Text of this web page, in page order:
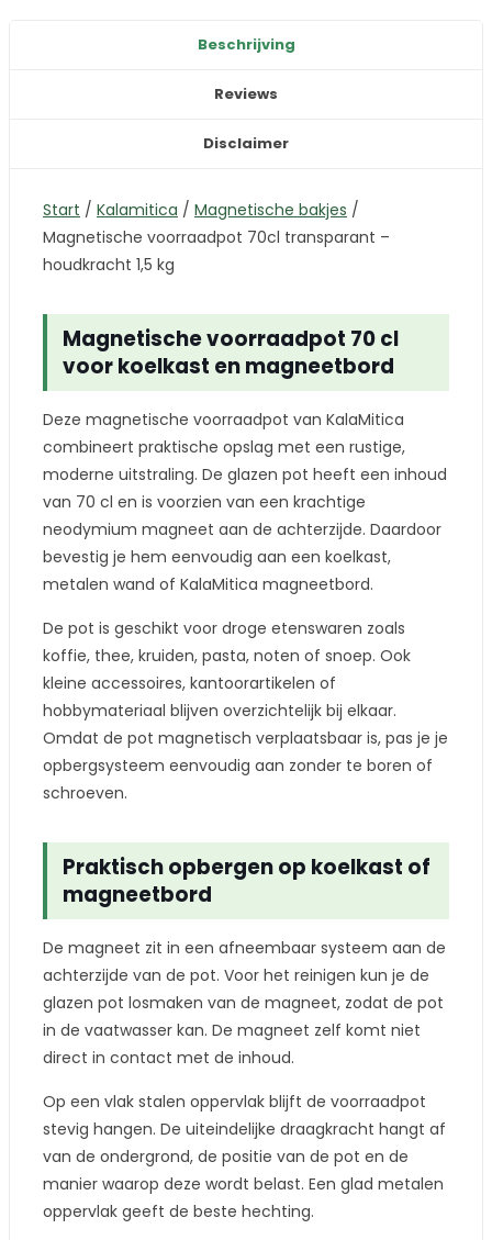
Beschrijving
Reviews
Disclaimer
Start / Kalamitica / Magnetische bakjes /
Magnetische voorraadpot 70cl transparant –
houdkracht 1,5 kg
Magnetische voorraadpot 70 cl
voor koelkast en magneetbord
Deze magnetische voorraadpot van KalaMitica
combineert praktische opslag met een rustige,
moderne uitstraling. De glazen pot heeft een inhoud
van 70 cl en is voorzien van een krachtige
neodymium magneet aan de achterzijde. Daardoor
bevestig je hem eenvoudig aan een koelkast,
metalen wand of KalaMitica magneetbord.
De pot is geschikt voor droge etenswaren zoals
koffie, thee, kruiden, pasta, noten of snoep. Ook
kleine accessoires, kantoorartikelen of
hobbymateriaal blijven overzichtelijk bij elkaar.
Omdat de pot magnetisch verplaatsbaar is, pas je je
opbergsysteem eenvoudig aan zonder te boren of
schroeven.
Praktisch opbergen op koelkast of
magneetbord
De magneet zit in een afneembaar systeem aan de
achterzijde van de pot. Voor het reinigen kun je de
glazen pot losmaken van de magneet, zodat de pot
in de vaatwasser kan. De magneet zelf komt niet
direct in contact met de inhoud.
Op een vlak stalen oppervlak blijft de voorraadpot
stevig hangen. De uiteindelijke draagkracht hangt af
van de ondergrond, de positie van de pot en de
manier waarop deze wordt belast. Een glad metalen
oppervlak geeft de beste hechting.